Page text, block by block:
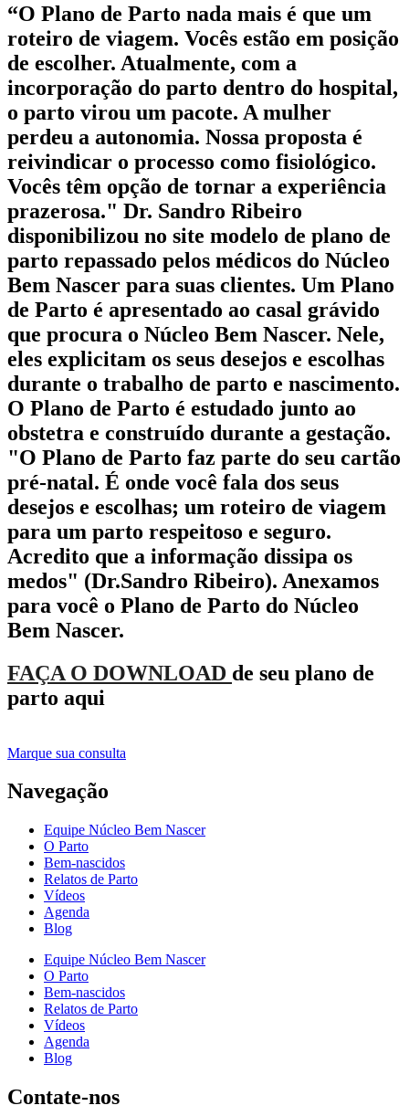
“O Plano de Parto nada mais é que um
roteiro de viagem. Vocês estão em posição
de escolher. Atualmente, com a
incorporação do parto dentro do hospital,
o parto virou um pacote. A mulher
perdeu a autonomia. Nossa proposta é
reivindicar o processo como fisiológico.
Vocês têm opção de tornar a experiência
prazerosa." Dr. Sandro Ribeiro
disponibilizou no site modelo de plano de
parto repassado pelos médicos do Núcleo
Bem Nascer para suas clientes. Um Plano
de Parto é apresentado ao casal grávido
que procura o Núcleo Bem Nascer. Nele,
eles explicitam os seus desejos e escolhas
durante o trabalho de parto e nascimento.
O Plano de Parto é estudado junto ao
obstetra e construído durante a gestação.
"O Plano de Parto faz parte do seu cartão
pré-natal. É onde você fala dos seus
desejos e escolhas; um roteiro de viagem
para um parto respeitoso e seguro.
Acredito que a informação dissipa os
medos" (Dr.Sandro Ribeiro). Anexamos
para você o Plano de Parto do Núcleo
Bem Nascer.
FAÇA O DOWNLOAD de seu plano de
parto aqui
Marque sua consulta
Navegação
Equipe Núcleo Bem Nascer
O Parto
Bem-nascidos
Relatos de Parto
Vídeos
Agenda
Blog
Equipe Núcleo Bem Nascer
O Parto
Bem-nascidos
Relatos de Parto
Vídeos
Agenda
Blog
Contate-nos